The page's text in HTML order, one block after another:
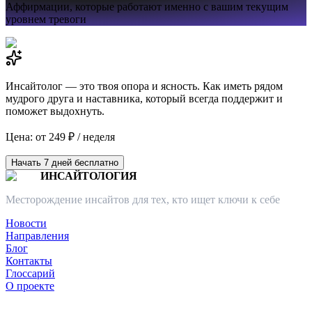
Аффирмации,которые работают именно с вашим текущим
уровнем тревоги
Инсайтолог — это твоя опора и ясность. Как иметь рядом
мудрого друга и наставника, который всегда поддержит и
поможет выдохнуть.
Цена: от 249 ₽ / неделя
Начать 7 дней бесплатно
ИНСАЙТОЛОГИЯ
Месторождение инсайтов для тех, кто ищет ключи к себе
Новости
Направления
Блог
Контакты
Глоссарий
О проекте